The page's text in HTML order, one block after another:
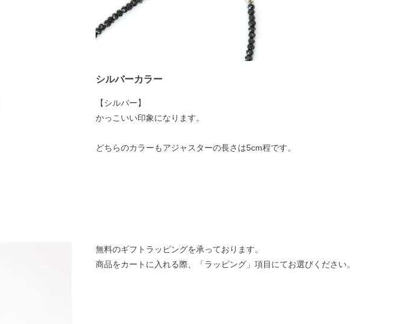
シルバーカラー
【シルバー】
かっこいい印象になります。
どちらのカラーもアジャスターの長さは5cm程です。
無料のギフトラッピングを承っております。
商品をカートに入れる際、「ラッピング」項目にてお選びください。